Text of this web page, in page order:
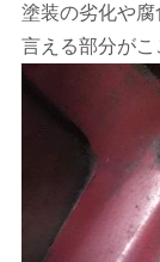
塗装の劣化や
言える部分がこ